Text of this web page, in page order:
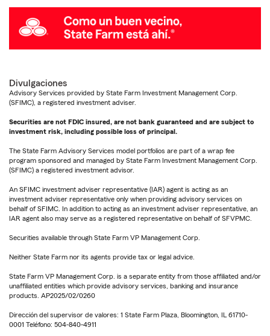
Divulgaciones
Advisory Services provided by State Farm Investment Management Corp.
(SFIMC), a registered investment adviser.
Securities are not FDIC insured, are not bank guaranteed and are subject to
investment risk, including possible loss of principal.
The State Farm Advisory Services model portfolios are part of a wrap fee
program sponsored and managed by State Farm Investment Management Corp.
(SFIMC) a registered investment advisor.
An SFIMC investment adviser representative (IAR) agent is acting as an
investment adviser representative only when providing advisory services on
behalf of SFIMC. In addition to acting as an investment adviser representative, an
IAR agent also may serve as a registered representative on behalf of SFVPMC.
Securities available through State Farm VP Management Corp.
Neither State Farm nor its agents provide tax or legal advice.
State Farm VP Management Corp. is a separate entity from those affiliated and/or
unaffiliated entities which provide advisory services, banking and insurance
products. AP2025/02/0260
Dirección del supervisor de valores: 1 State Farm Plaza, Bloomington, IL 61710-
0001 Teléfono: 504-840-4911